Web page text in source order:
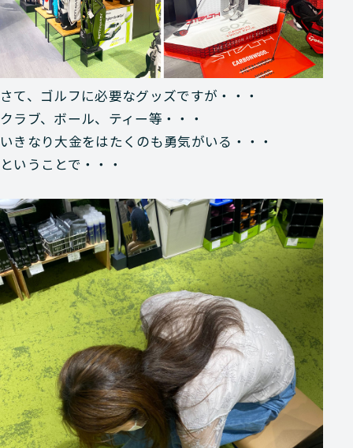
さて、ゴルフに必要なグッズですが・・・
クラブ、ボール、ティー等・・・
いきなり大金をはたくのも勇気がいる・・・
ということで・・・